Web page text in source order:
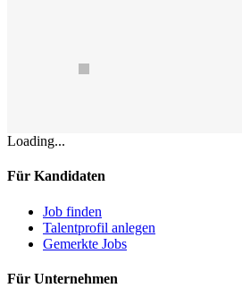
Loading...
Für Kandidaten
Job finden
Talentprofil anlegen
Gemerkte Jobs
Für Unternehmen